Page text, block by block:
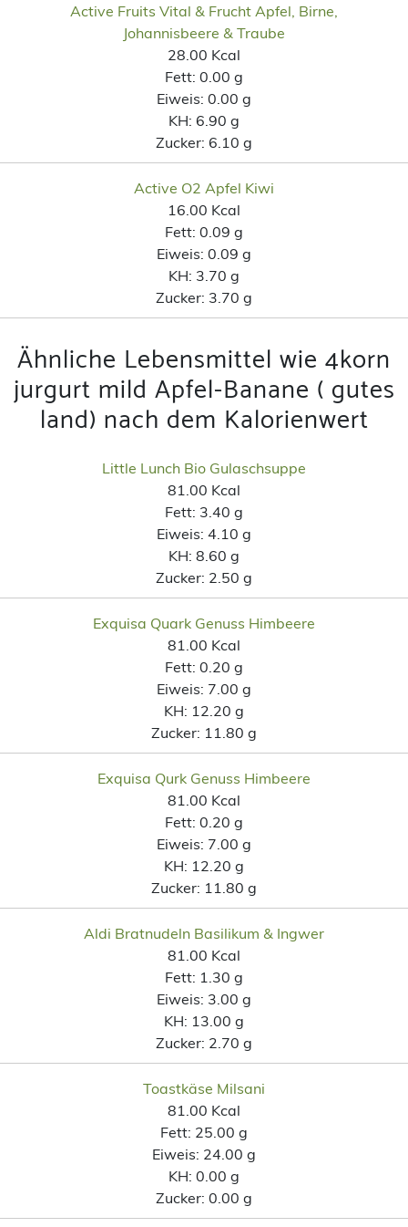
Active Fruits Vital & Frucht Apfel, Birne,
Johannisbeere & Traube
28.00 Kcal
Fett: 0.00 g
Eiweis: 0.00 g
KH: 6.90 g
Zucker: 6.10 g
Active O2 Apfel Kiwi
16.00 Kcal
Fett: 0.09 g
Eiweis: 0.09 g
KH: 3.70 g
Zucker: 3.70 g
Ähnliche Lebensmittel wie 4korn
jurgurt mild Apfel-Banane ( gutes
land) nach dem Kalorienwert
Little Lunch Bio Gulaschsuppe
81.00 Kcal
Fett: 3.40 g
Eiweis: 4.10 g
KH: 8.60 g
Zucker: 2.50 g
Exquisa Quark Genuss Himbeere
81.00 Kcal
Fett: 0.20 g
Eiweis: 7.00 g
KH: 12.20 g
Zucker: 11.80 g
Exquisa Qurk Genuss Himbeere
81.00 Kcal
Fett: 0.20 g
Eiweis: 7.00 g
KH: 12.20 g
Zucker: 11.80 g
Aldi Bratnudeln Basilikum & Ingwer
81.00 Kcal
Fett: 1.30 g
Eiweis: 3.00 g
KH: 13.00 g
Zucker: 2.70 g
Toastkäse Milsani
81.00 Kcal
Fett: 25.00 g
Eiweis: 24.00 g
KH: 0.00 g
Zucker: 0.00 g